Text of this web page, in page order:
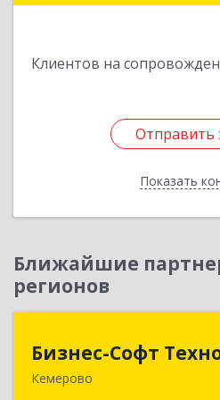
Клиентов на
Отправить
Показать
Отправить
Назад
Ближайшие
регионов
Бизнес-Софт
Кемерово
Бизнес-
650992, Кемеровская